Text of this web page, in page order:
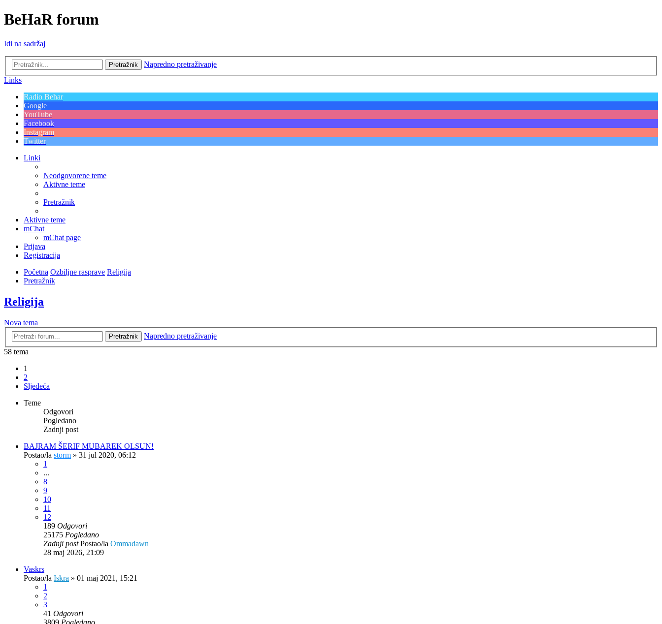
BeHaR forum
Idi na sadržaj
Pretražnik
Napredno pretraživanje
Links
Radio Behar
Google
YouTube
Facebook
Instagram
Twitter
Linki
Neodgovorene teme
Aktivne teme
Pretražnik
Aktivne teme
mChat
mChat page
Prijava
Registracija
Početna Ozbiljne rasprave Religija
Pretražnik
Religija
Nova tema
Pretražnik
Napredno pretraživanje
58 tema
1
2
Sljedeća
Teme
Odgovori
Pogledano
Zadnji post
BAJRAM ŠERIF MUBAREK OLSUN!
Postao/la storm » 31 jul 2020, 06:12
1
...
8
9
10
11
12
189 Odgovori
25175 Pogledano
Zadnji postPostao/la Ommadawn
28 maj 2026, 21:09
Vaskrs
Postao/la Iskra » 01 maj 2021, 15:21
1
2
3
41 Odgovori
3809 Pogledano